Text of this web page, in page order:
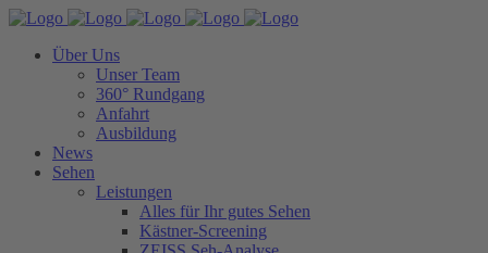
Über Uns
Unser Team
360° Rundgang
Anfahrt
Ausbildung
News
Sehen
Leistungen
Alles für Ihr gutes Sehen
Kästner-Screening